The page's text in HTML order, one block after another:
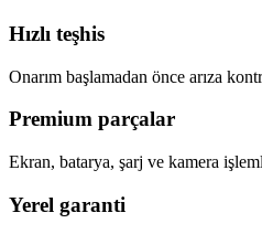
Hızlı teşhis
Onarım başlamadan önce arıza
Premium parçalar
Ekran, batarya, şarj ve kamera
Yerel garanti